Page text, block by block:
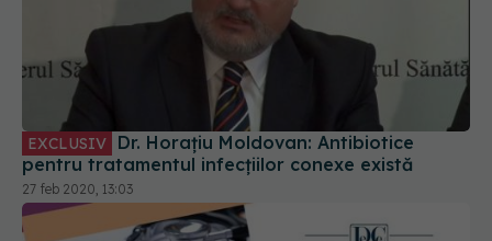
EXCLUSIV
pentru tratamentul infecțiilor conexe există
27 feb 2020, 13:03